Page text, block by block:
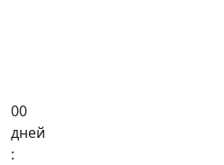
00
дней
: